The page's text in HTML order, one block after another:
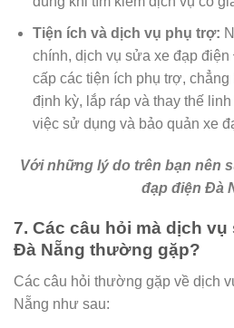
Tiện ích và dịch vụ phụ trợ:
chính, dịch vụ sửa xe đạp
cấp các tiện ích phụ trợ,
định kỳ, lắp ráp và thay thế
việc sử dụng và bảo quản xe
Với những lý do trên bạn nên
đạp điện Đà
7. Các câu hỏi mà dịch
Đà Nẵng thường gặp?
Các câu hỏi thường gặp về dịch
Nẵng như sau: